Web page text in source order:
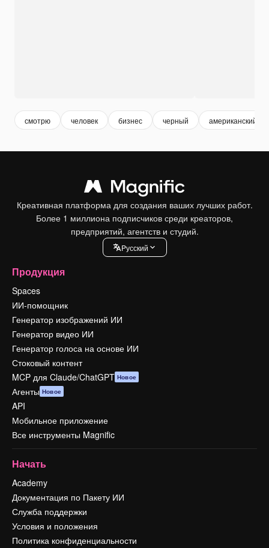
смотрю человек бизнес черный американский
Креативная платформа для создания ваших лучших работ.
Более 1 миллиона подписчиков среди креаторов,
предприятий, агентств и студий.
Pусский
Продукция
Spaces
ИИ-помощник
Генератор изображений ИИ
Генератор видео ИИ
Генератор голоса на основе ИИ
Стоковый контент
MCP для Claude/ChatGPT Новое
Агенты Новое
API
Мобильное приложение
Все инструменты Magnific
Начать
Academy
Документация по Пакету ИИ
Служба поддержки
Условия и положения
Политика конфиденциальности